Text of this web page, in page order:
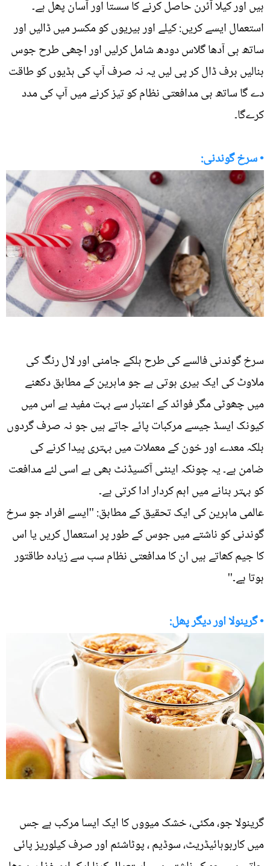
ہیں اور کیلا آئرن حاصل کرنے کا سستا اور آسان پھل ہے۔
استعمال ایسے کریں: کیلے اور بیریوں کو مکسر میں ڈالیں اور
ساتھ ہی آدھا گلاس دودھ شامل کرلیں اور اچھی طرح جوس
بنالیں برف ڈال کر پی لیں یہ نہ صرف آپ کی ہڈیوں کو طاقت
دے گا ساتھ ہی مدافعتی نظام کو تیز کرنے میں آپ کی مدد
کرےگا۔
• سرخ گوندنی:
سرخ گوندنی فالسے کی طرح ہلکے جامنی اور لال رنگ کی
ملاوٹ کی ایک بیری ہوتی ہے جو ماہرین کے مطابق دکھنے
میں چھوٹی مگر فوائد کے اعتبار سے بہت مفید ہے اس میں
کیونک ایسڈ جیسے مرکبات پائے جاتے ہیں جو نہ صرف گردوں
بلکہ معدے اور خون کے معملات میں بہتری پیدا کرنے کی
ضامن ہے۔ یہ چونکہ اینٹی آکسیڈنٹ بھی ہے اسی لئے مدافعت
کو بہتر بنانے میں اہم کردار ادا کرتی ہے۔
عالمی ماہرین کی ایک تحقیق کے مطابق: ''ایسے افراد جو سرخ
گوندنی کو ناشتے میں جوس کے طور پر استعمال کریں یا اس
کا جیم کھاتے ہیں ان کا مدافعتی نظام سب سے زیادہ طاقتور
ہوتا ہے۔''
• گرینولا اور دیگر پھل:
گرینولا جو، مکئی، خشک میووں کا ایک ایسا مرکب ہے جس
میں کاربوہائیڈریٹ، سوڈیم ، پوٹاشئم اور صرف کیلوریز پائی